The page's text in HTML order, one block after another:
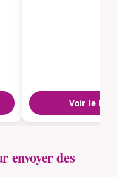
Voir le
envoyer des